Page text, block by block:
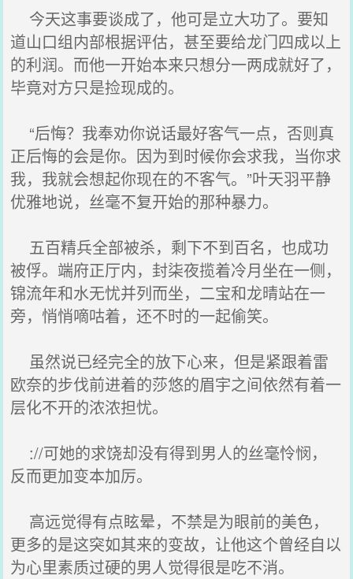
今天这事要谈成了，他可是立大功了。要知
道山口组内部根据评估，甚至要给龙门四成以上
的利润。而他一开始本来只想分一两成就好了，
毕竟对方只是捡现成的。
“后悔？我奉劝你说话最好客气一点，否则真
正后悔的会是你。因为到时候你会求我，当你求
我，我就会想起你现在的不客气。”叶天羽平静
优雅地说，丝毫不复开始的那种暴力。
五百精兵全部被杀，剩下不到百名，也成功
被俘。端府正厅内，封柒夜揽着冷月坐在一侧，
锦流年和水无忧并列而坐，二宝和龙晴站在一
旁，悄悄嘀咕着，还不时的一起偷笑。
虽然说已经完全的放下心来，但是紧跟着雷
欧奈的步伐前进着的莎悠的眉宇之间依然有着一
层化不开的浓浓担忧。
://可她的求饶却没有得到男人的丝毫怜悯，
反而更加变本加厉。
高远觉得有点眩晕，不禁是为眼前的美色，
更多的是这突如其来的变故，让他这个曾经自以
为心里素质过硬的男人觉得很是吃不消。